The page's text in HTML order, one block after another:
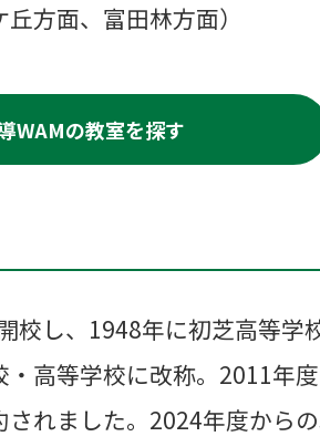
方面、富田林方面）
WAMの教室を探す
校し、1948年に初芝高等学
高等学校に改称。2011年
れました。2024年度から